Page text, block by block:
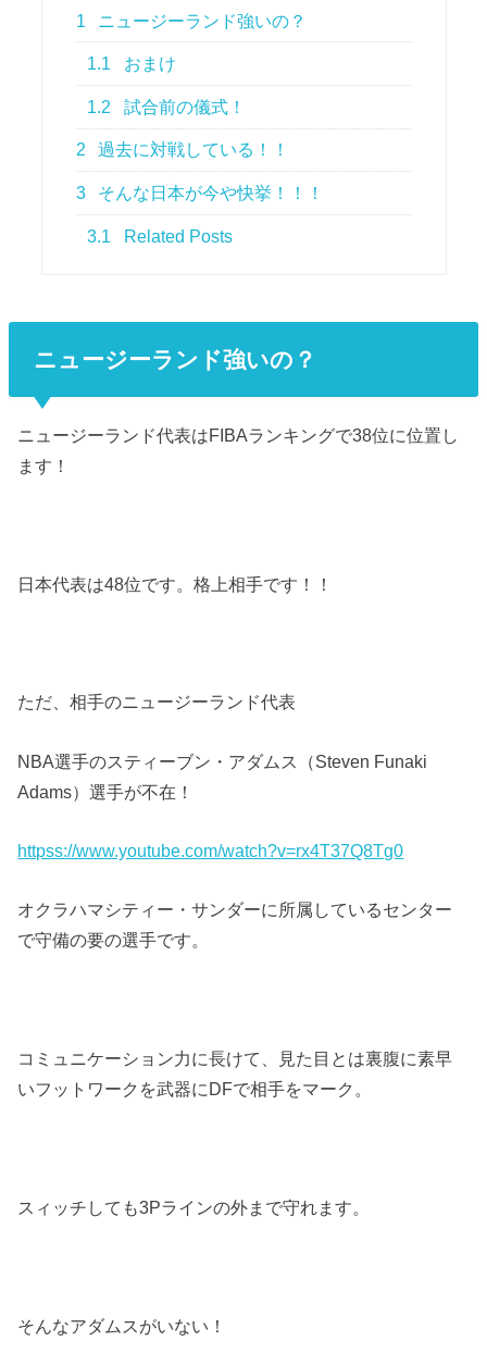
1 ニュージーランド強いの？
1.1 おまけ
1.2 試合前の儀式！
2 過去に対戦している！！
3 そんな日本が今や快挙！！！
3.1 Related Posts
ニュージーランド強いの？
ニュージーランド代表はFIBAランキングで38位に位置し
ます！
日本代表は48位です。格上相手です！！
ただ、相手のニュージーランド代表
NBA選手のスティーブン・アダムス（Steven Funaki
Adams）選手が不在！
httpss://www.youtube.com/watch?v=rx4T37Q8Tg0
オクラハマシティー・サンダーに所属しているセンター
で守備の要の選手です。
コミュニケーション力に長けて、見た目とは裏腹に素早
いフットワークを武器にDFで相手をマーク。
スィッチしても3Pラインの外まで守れます。
そんなアダムスがいない！